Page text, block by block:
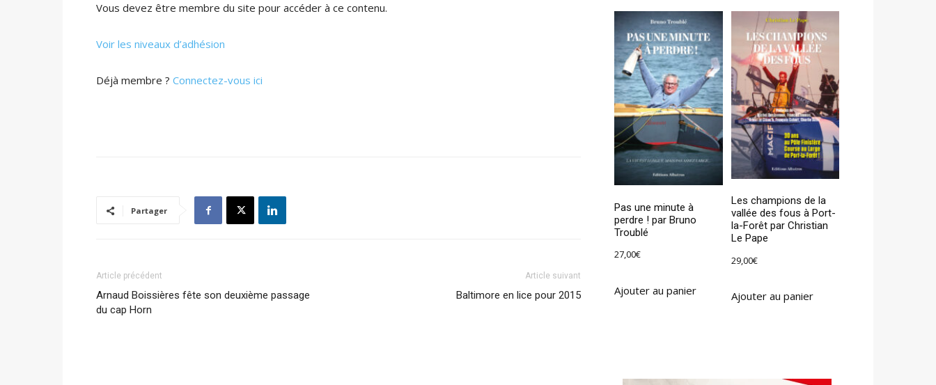
Vous devez être membre du site pour accéder à ce contenu.
Voir les niveaux d’adhésion
Déjà membre ? Connectez-vous ici
Partager
Article précédent
Arnaud Boissières fête son deuxième passage
du cap Horn
Article suivant
Baltimore en lice pour 2015
Pas une minute à
perdre ! par Bruno
Troublé
27,00€
Ajouter au panier
Les champions de la
vallée des fous à Port-
la-Forêt par Christian
Le Pape
29,00€
Ajouter au panier